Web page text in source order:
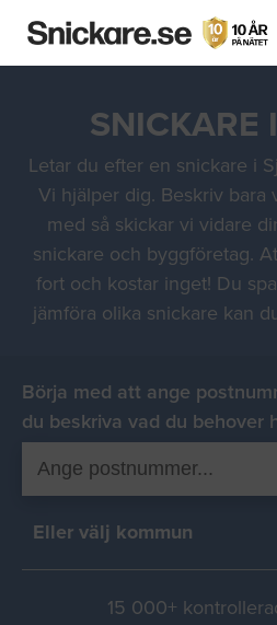
SNICKARE
Letar du efter en snickare i
Vi hjälper dig. Beskriv bara
med så skickar vi vidare
snickare och byggföretag.
fort och kostar inget! Du
jämföra olika snickare kan
Börja med att ange
du beskriva vad du behover
Eller välj kommun
15 000+